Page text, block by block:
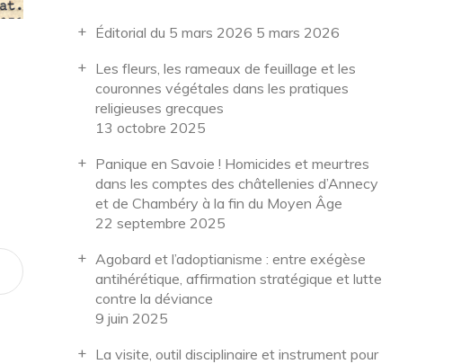
Éditorial du 5 mars 2026 5 mars 2026
Les fleurs, les rameaux de feuillage et les
couronnes végétales dans les pratiques
religieuses grecques
13 octobre 2025
Panique en Savoie ! Homicides et meurtres
dans les comptes des châtellenies d’Annecy
et de Chambéry à la fin du Moyen Âge
22 septembre 2025
Agobard et l’adoptianisme : entre exégèse
antihérétique, affirmation stratégique et lutte
contre la déviance
9 juin 2025
La visite, outil disciplinaire et instrument pour